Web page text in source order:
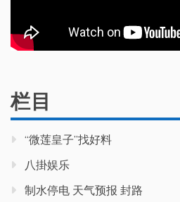
栏目
“微莲皇子”找好料
八掛娱乐
制水停电 天气预报 封路